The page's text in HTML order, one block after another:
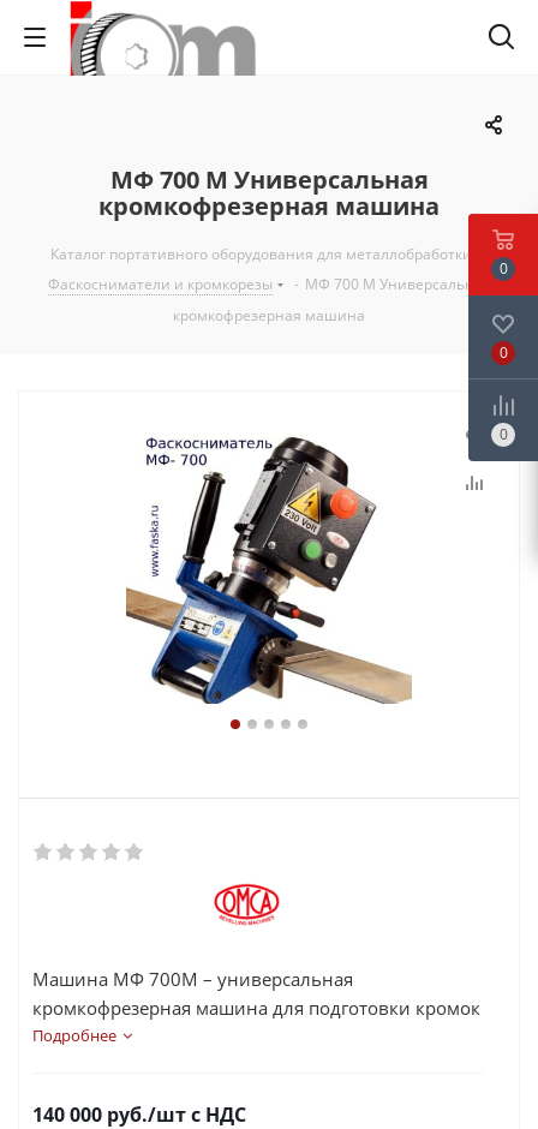
МФ 700 М Универсальная
кромкофрезерная машина
Каталог портативного оборудования для металлобработки
Фаскосниматели и кромкорезы
- МФ 700 М Универсальная
кромкофрезерная машина
Машина МФ 700М – универсальная
кромкофрезерная машина для подготовки кромок
под сварку.
Подробнее
140 000 руб./штс НДС
0
0
0